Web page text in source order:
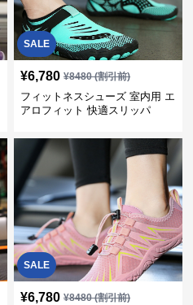
SALE
¥6,780 ¥8480(割引前)
フィットネスシューズ 室内用 エ
アロフィット 快適スリッパ
SALE
¥6,780 ¥8480(割引前)